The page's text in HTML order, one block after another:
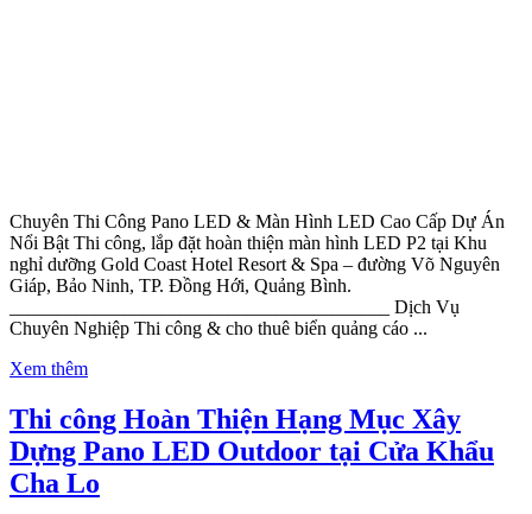
Chuyên Thi Công Pano LED & Màn Hình LED Cao Cấp Dự Án
Nổi Bật Thi công, lắp đặt hoàn thiện màn hình LED P2 tại Khu
nghỉ dưỡng Gold Coast Hotel Resort & Spa – đường Võ Nguyên
Giáp, Bảo Ninh, TP. Đồng Hới, Quảng Bình.
________________________________________ Dịch Vụ
Chuyên Nghiệp Thi công & cho thuê biển quảng cáo ...
Xem thêm
Thi công Hoàn Thiện Hạng Mục Xây
Dựng Pano LED Outdoor tại Cửa Khẩu
Cha Lo